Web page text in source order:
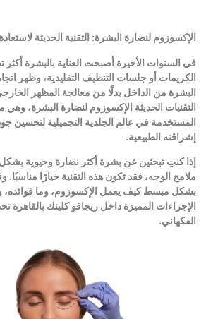
الإكسوزوم لنضارة البشرة: التقنية الحديثة
في السنوات الأخيرة أصبحت العناية بالبشرة
الكريمات أو جلسات التنظيف التقليدية، وظهر
البشرة من الداخل بدلًا من معالجة المظهر
التقنيات الحديثة الإكسوزوم لنضارة البشرة،
المستخدمة في عالم الجلدية التجميلية لتحسين
إشراقته الطبيعية.
إذا كنتِ تبحثين عن بشرة أكثر نضارة وحيوية
ملامح الوجه، فقد تكون هذه التقنية خيارًا
بشكل مبسط كيف يعمل الإكسوزوم، وما فوائده،
الإجراءات المميزة داخل ريجافو كلينك
الفكهاني.